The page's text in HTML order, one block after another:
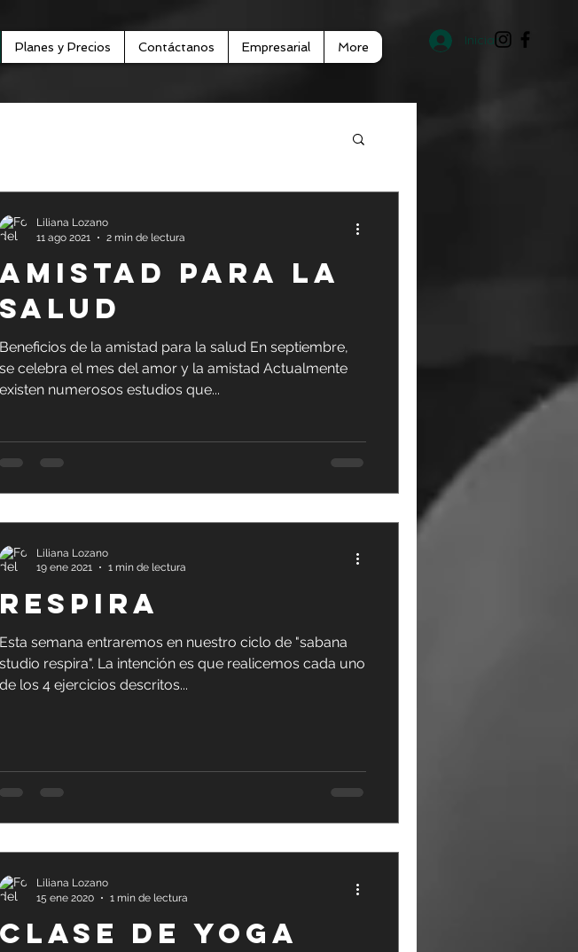
Planes y Precios Contáctanos Empresarial More Iniciar sesión
AMISTAD para la
salud
Beneficios de la amistad para la salud En septiembre,
se celebra el mes del amor y la amistad Actualmente
existen numerosos estudios que...
Liliana Lozano
11 ago 2021
2 min de lectura
RESPIRA
Esta semana entraremos en nuestro ciclo de "sabana
studio respira". La intención es que realicemos cada uno
de los 4 ejercicios descritos...
Liliana Lozano
19 ene 2021
1 min de lectura
CLASE DE YOGA
Liliana Lozano
15 ene 2020
1 min de lectura